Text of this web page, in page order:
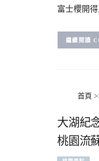
富士櫻開
首頁
大湖紀
桃園流